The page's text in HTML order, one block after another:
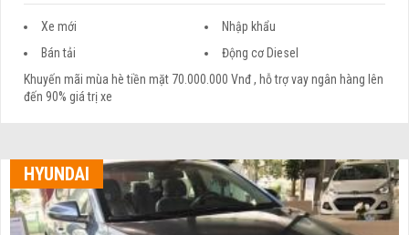
Xe mới
Nhập khẩu
Bán tải
Động cơ Diesel
Khuyến mãi mùa hè tiền mặt 70.000.000 Vnđ , hỗ trợ vay ngân hàng lên
đến 90% giá trị xe
HYUNDAI